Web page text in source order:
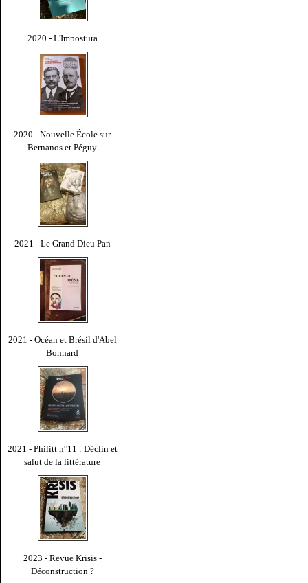
2020 - L'Impostura
2020 - Nouvelle École sur
Bernanos et Péguy
2021 - Le Grand Dieu Pan
2021 - Océan et Brésil d'Abel
Bonnard
2021 - Philitt n°11 : Déclin et
salut de la littérature
2023 - Revue Krisis -
Déconstruction ?